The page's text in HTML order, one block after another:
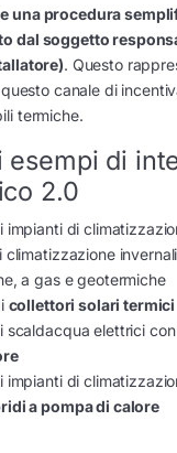
una procedura
dal soggetto
. Questo
canale di
termiche.
esempi di
2.0
impianti di
climatizzazione
a gas e geotermiche
collettori solari termici
scaldacqua elettrici
impianti di
a pompa di calore